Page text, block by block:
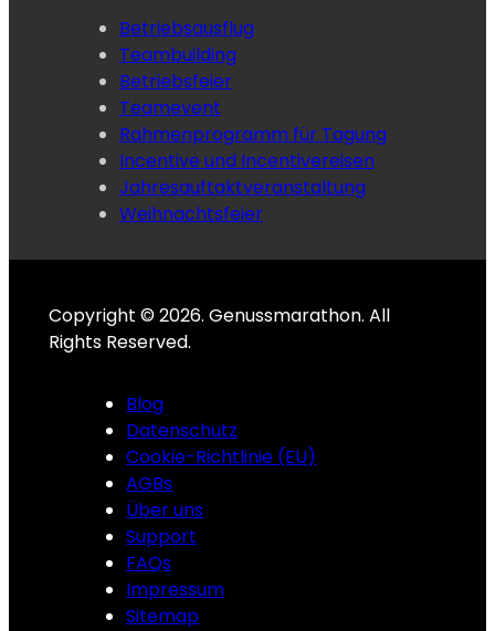
Betriebsausflug
Teambuilding
Betriebsfeier
Teamevent
Rahmenprogramm für Tagung
Incentive und Incentivereisen
Jahresauftaktveranstaltung
Weihnachtsfeier
Copyright © 2026. Genussmarathon. All
Rights Reserved.
Blog
Datenschutz
Cookie-Richtlinie (EU)
AGBs
Über uns
Support
FAQs
Impressum
Sitemap